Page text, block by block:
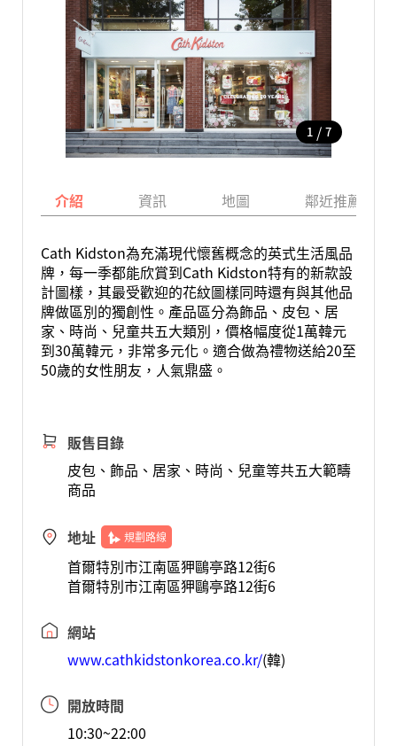
1 / 7
介紹 資訊 地圖 鄰近推薦景點
Cath Kidston為充滿現代懷舊概念的英式生活風品
牌，每一季都能欣賞到Cath Kidston特有的新款設
計圖樣，其最受歡迎的花紋圖樣同時還有與其他品
牌做區別的獨創性。產品區分為飾品、皮包、居
家、時尚、兒童共五大類別，價格幅度從1萬韓元
到30萬韓元，非常多元化。適合做為禮物送給20至
50歲的女性朋友，人氣鼎盛。
販售目錄
皮包、飾品、居家、時尚、兒童等共五大範疇
商品
地址 規劃路線
首爾特別市江南區狎鷗亭路12街6
首爾特別市江南區狎鷗亭路12街6
網站
www.cathkidstonkorea.co.kr/(韓)
開放時間
10:30~22:00